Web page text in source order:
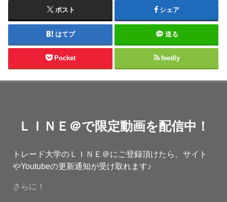
ポスト シェア
はてブ 送る
Pocket feedly
ＬＩＮＥ＠で限定動画を配信中！
トレード大学のＬＩＮＥ＠にご登録頂けたら、サイト
やYoutubeの更新通知が受け取れます♪
さらに！